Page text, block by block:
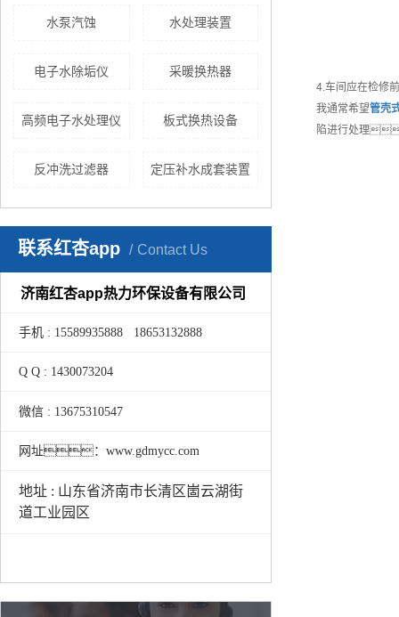
水泵汽蚀 水处理装置
电子水除垢仪 采暖换热器
高频电子水处理仪 板式换热设备
反冲洗过滤器 定压补水成套装置
联系红杏app Contact Us
济南红杏app热力环保设备有限公司
手机 : 15589935888 18653132888
Q Q : 1430073204
微信 : 13675310547
网址：www.gdmycc.com
地址 : 山东省济南市长清区崮云湖街
道工业园区
4.车间应在检
我通常希望管壳
陷进行处理